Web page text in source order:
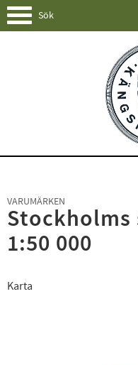
Meny
VARUMÄRKEN
Stockholms
1:50 000
Karta